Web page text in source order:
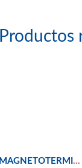
Productos
MAGNETOTERMICO